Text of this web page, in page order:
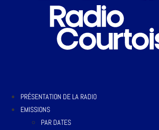
PRÉSENTATION DE LA RADIO
EMISSIONS
PAR DATES